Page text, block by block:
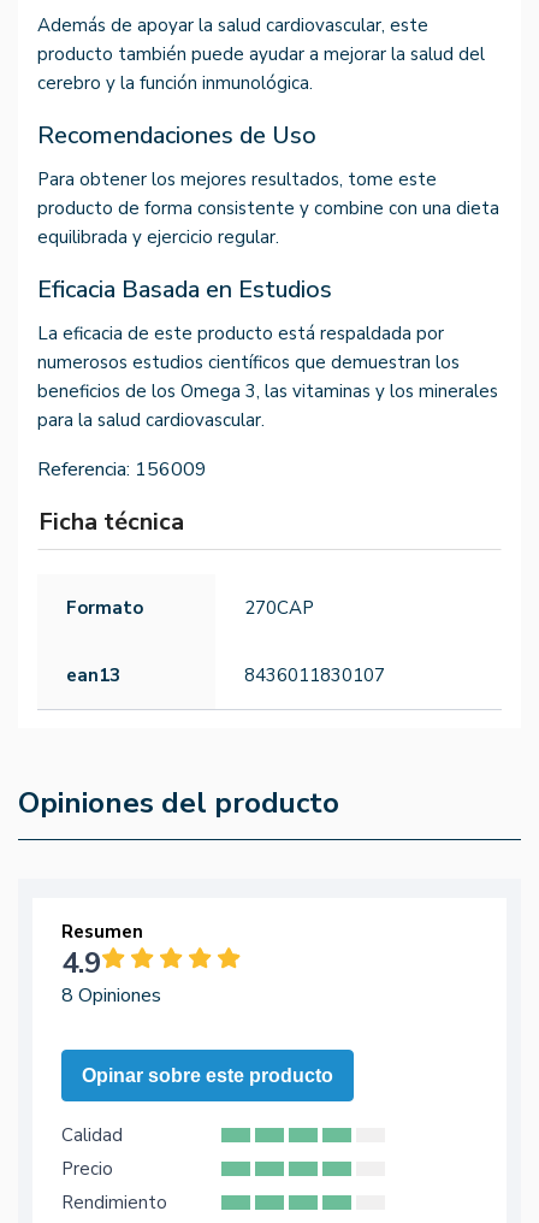
Además de apoyar la salud cardiovascular, este
producto también puede ayudar a mejorar la salud del
cerebro y la función inmunológica.
Recomendaciones de Uso
Para obtener los mejores resultados, tome este
producto de forma consistente y combine con una dieta
equilibrada y ejercicio regular.
Eficacia Basada en Estudios
La eficacia de este producto está respaldada por
numerosos estudios científicos que demuestran los
beneficios de los Omega 3, las vitaminas y los minerales
para la salud cardiovascular.
Referencia: 156009
Ficha técnica
Formato 270CAP
ean13 8436011830107
Opiniones del producto
Resumen
4.9
8 Opiniones
Opinar sobre este producto
Calidad
Precio
Rendimiento